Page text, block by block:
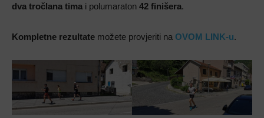
dva tročlana tima i polumaraton 42 finišera.
Kompletne rezultate možete provjeriti na OVOM LINK-u.